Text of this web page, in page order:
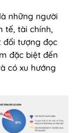
những người
tế, tài chính,
đối tượng đọc
đặc biệt đến
có xu hướng